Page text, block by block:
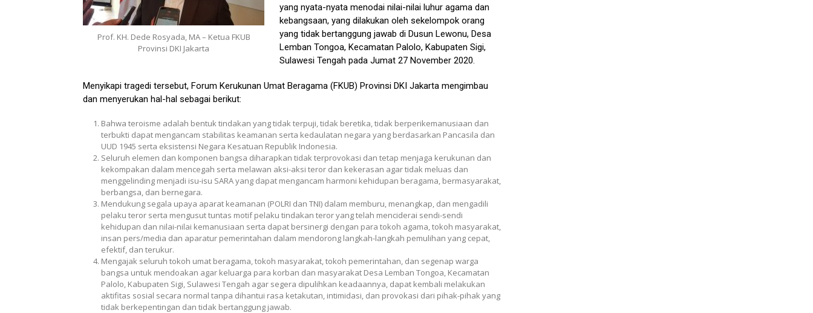
Prof. KH. Dede Rosyada, MA – Ketua FKUB
Provinsi DKI Jakarta
yang nyata-nyata menodai nilai-nilai luhur agama dan
kebangsaan, yang dilakukan oleh sekelompok orang
yang tidak bertanggung jawab di Dusun Lewonu, Desa
Lemban Tongoa, Kecamatan Palolo, Kabupaten Sigi,
Sulawesi Tengah pada Jumat 27 November 2020.
Menyikapi tragedi tersebut, Forum Kerukunan Umat Beragama (FKUB) Provinsi DKI Jakarta mengimbau
dan menyerukan hal-hal sebagai berikut:
Bahwa teroisme adalah bentuk tindakan yang tidak terpuji, tidak beretika, tidak berperikemanusiaan dan
terbukti dapat mengancam stabilitas keamanan serta kedaulatan negara yang berdasarkan Pancasila dan
UUD 1945 serta eksistensi Negara Kesatuan Republik Indonesia.
Seluruh elemen dan komponen bangsa diharapkan tidak terprovokasi dan tetap menjaga kerukunan dan
kekompakan dalam mencegah serta melawan aksi-aksi teror dan kekerasan agar tidak meluas dan
menggelinding menjadi isu-isu SARA yang dapat mengancam harmoni kehidupan beragama, bermasyarakat,
berbangsa, dan bernegara.
Mendukung segala upaya aparat keamanan (POLRI dan TNI) dalam memburu, menangkap, dan mengadili
pelaku teror serta mengusut tuntas motif pelaku tindakan teror yang telah menciderai sendi-sendi
kehidupan dan nilai-nilai kemanusiaan serta dapat bersinergi dengan para tokoh agama, tokoh masyarakat,
insan pers/media dan aparatur pemerintahan dalam mendorong langkah-langkah pemulihan yang cepat,
efektif, dan terukur.
Mengajak seluruh tokoh umat beragama, tokoh masyarakat, tokoh pemerintahan, dan segenap warga
bangsa untuk mendoakan agar keluarga para korban dan masyarakat Desa Lemban Tongoa, Kecamatan
Palolo, Kabupaten Sigi, Sulawesi Tengah agar segera dipulihkan keadaannya, dapat kembali melakukan
aktifitas sosial secara normal tanpa dihantui rasa ketakutan, intimidasi, dan provokasi dari pihak-pihak yang
tidak berkepentingan dan tidak bertanggung jawab.